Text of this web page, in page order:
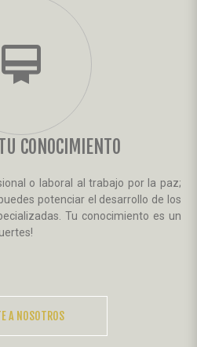
card_membership
CONOCIMIENTO
o laboral al trabajo por la paz;
potenciar el desarrollo de los
Tu conocimiento es un
A NOSOTROS